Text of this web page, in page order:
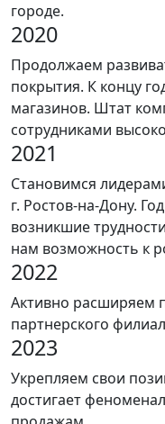
городе.
2020
Продолжаем
покрытия. К концу
магазинов. Штат
сотрудниками
2021
Становимся
г. Ростов-на-Дону.
возникшие
нам возможность к
2022
Активно расширяем
партнерского
2023
Укрепляем свои
достигает